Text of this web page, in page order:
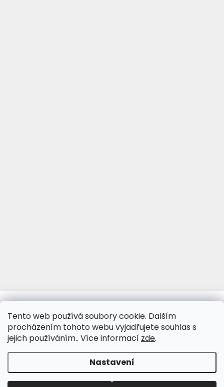
Tento web používá soubory cookie. Dalším
procházením tohoto webu vyjadřujete souhlas s
jejich používáním.. Více informací zde.
Nastavení
www.viva-fotoporcelan.cz www.vivaporcelan.cz
Vytvořil Shoptet